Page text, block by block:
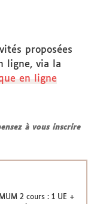
proposées
ligne, via la
en ligne
à vous inscrire
2 cours : 1 UE +